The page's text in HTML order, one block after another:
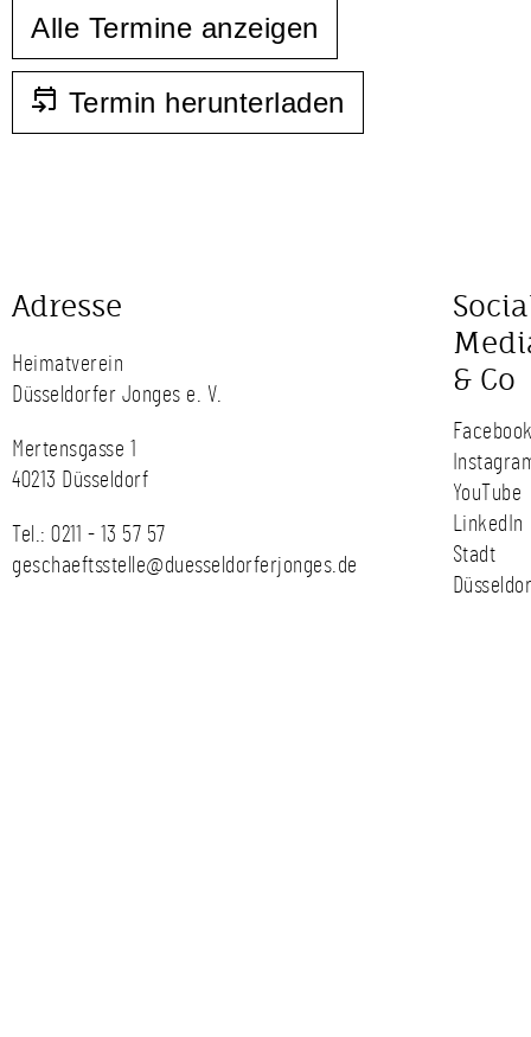
Alle Termine anzeigen
Termin herunterladen
Adresse
Heimatverein
Düsseldorfer Jonges e. V.
Mertensgasse 1
40213 Düsseldorf
Tel.: 0211 - 13 57 57
geschaeftsstelle@duesseldorferjonges.de
& Co
YouTube
LinkedIn
Stadt